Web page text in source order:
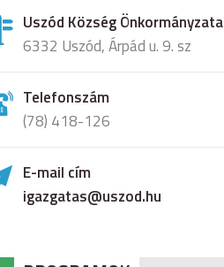
Uszód Község Önkormányzata
6332 Uszód, Árpád u. 9. sz
Telefonszám
(78) 418-126
E-mail cím
igazgatas@uszod.hu